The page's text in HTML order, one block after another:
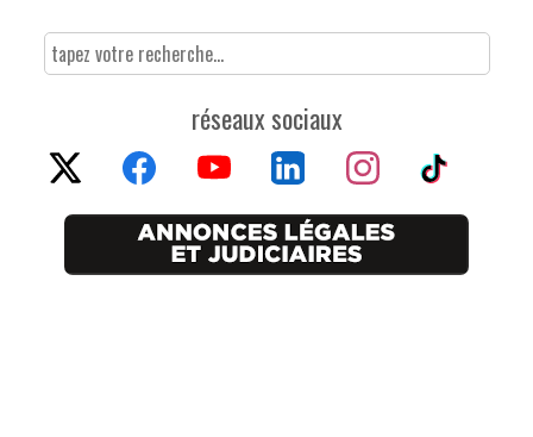
réseaux sociaux